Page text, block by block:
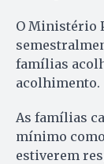
O Ministério
famílias
acolhimento.
As famílias
mínimo
estiverem